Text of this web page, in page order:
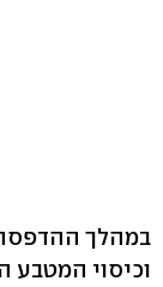
במהלך ההדפסה
וכיסוי המטבע